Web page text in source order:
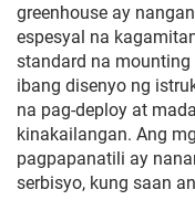
greenhouse ay
espesyal na
standard na
ibang disenyo ng
na pag-deploy at
kinakailangan. Ang
pagpapanatili ay
serbisyo, kung saan